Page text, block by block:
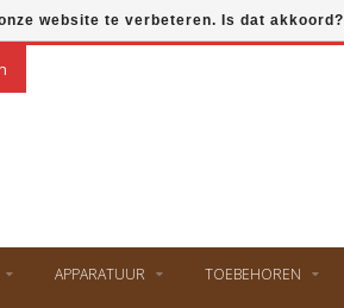
APPARATUUR TOEBEHOREN
website te verbeteren. Is dat akkoord?